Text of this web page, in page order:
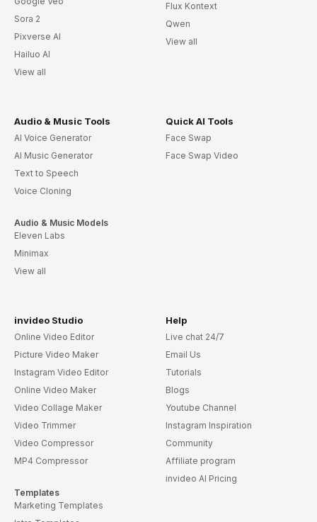
Sora 2
Pixverse AI
Hailuo AI
View all
Flux Kontext
Qwen
View all
Audio & Music Tools
AI Voice Generator
AI Music Generator
Text to Speech
Voice Cloning
Audio & Music Models
Eleven Labs
Minimax
View all
Quick AI Tools
Face Swap
Face Swap Video
invideo Studio
Online Video Editor
Picture Video Maker
Instagram Video Editor
Online Video Maker
Video Collage Maker
Video Trimmer
Video Compressor
MP4 Compressor
Templates
Marketing Templates
Help
Live chat 24/7
Email Us
Tutorials
Blogs
Youtube Channel
Instagram Inspiration
Community
Affiliate program
invideo AI Pricing